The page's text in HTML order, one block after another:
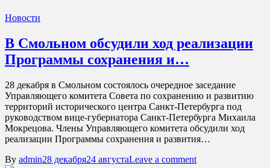
Новости
В Смольном обсудили ход реализации
Программы сохранения и…
28 декабря в Смольном состоялось очередное заседание
Управляющего комитета Совета по сохранению и развитию
территорий исторического центра Санкт-Петербурга под
руководством вице-губернатора Санкт-Петербурга Михаила
Мокрецова. Члены Управляющего комитета обсудили ход
реализации Программы сохранения и развития…
By admin28 декабря24 августаLeave a comment